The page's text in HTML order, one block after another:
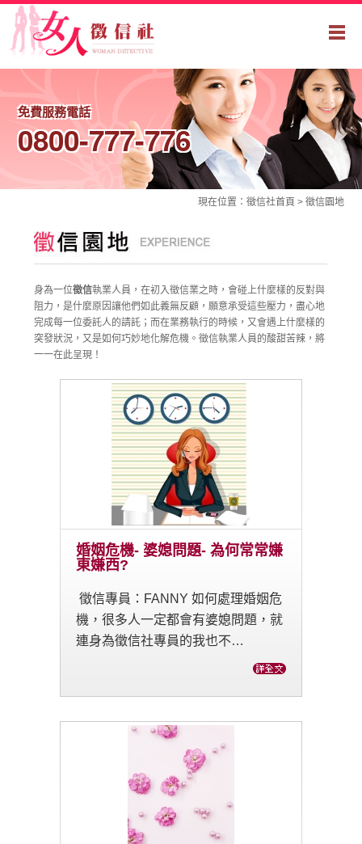
免費服務電話
0800-777-776
現在位置： 徵信社首頁 > 徵信園地
徵信園地-女人徵信社
身為一位徵信執業人員，在初入徵信業之時，會碰上什麼樣的反對與
阻力，是什麼原因讓他們如此義無反顧，願意承受這些壓力，盡心地
完成每一位委託人的請託；而在業務執行的時候，又會遇上什麼樣的
突發狀況，又是如何巧妙地化解危機。徵信執業人員的酸甜苦辣，將
一一在此呈現！
婚姻危機- 婆媳問題- 為何常常嫌
東嫌西?
徵信專員：FANNY 如何處理婚姻危
機，很多人一定都會有婆媳問題，就
連身為徵信社專員的我也不…